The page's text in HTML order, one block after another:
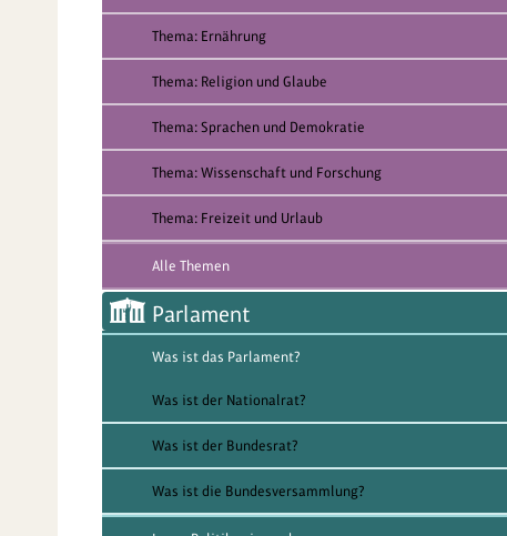
Thema: Ernährung
Thema: Religion und Glaube
Thema: Sprachen und Demokratie
Thema: Wissenschaft und Forschung
Thema: Freizeit und Urlaub
Alle Themen
Parlament
Was ist das Parlament?
Was ist der Nationalrat?
Was ist der Bundesrat?
Was ist die Bundesversammlung?